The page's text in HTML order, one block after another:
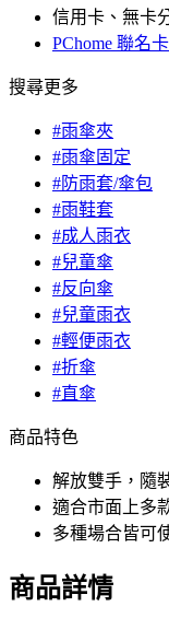
信用卡、無卡
PChome 聯名
搜尋更多
#雨傘夾
#雨傘固定
#防雨套/傘包
#雨鞋套
#成人雨衣
#兒童傘
#反向傘
#兒童雨衣
#輕便雨衣
#折傘
#直傘
商品特色
解放雙手，隨
適合市面上多
多種場合皆可
商品詳情